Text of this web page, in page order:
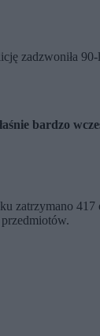
zadzwoniła
bardzo
zatrzymano 417